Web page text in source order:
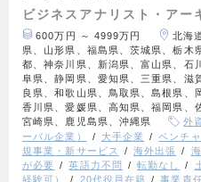
ビジネスアナリスト・アー
600万円 ～ 4999万円
北海
県、山形県、福島県、茨城県、栃木
都、神奈川県、新潟県、富山県、石
阜県、静岡県、愛知県、三重県、滋
良県、和歌山県、鳥取県、島根県、
香川県、愛媛県、高知県、福岡県、
宮崎県、鹿児島県、沖縄県
外
ーバル企業）
大手企業 ベンチ
規事業・新サービス
海外出張
が必要
英語力不問 転勤なし
経験可）
20代役員在籍 事業責